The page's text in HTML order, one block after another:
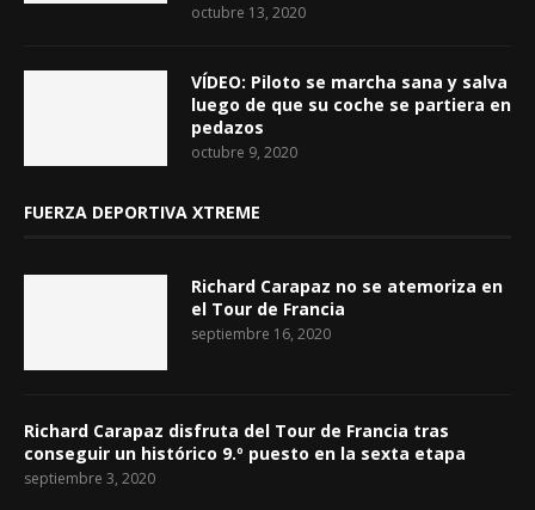
octubre 13, 2020
VÍDEO: Piloto se marcha sana y salva
luego de que su coche se partiera en
pedazos
octubre 9, 2020
FUERZA DEPORTIVA XTREME
Richard Carapaz no se atemoriza en
el Tour de Francia
septiembre 16, 2020
Richard Carapaz disfruta del Tour de Francia tras
conseguir un histórico 9.º puesto en la sexta etapa
septiembre 3, 2020